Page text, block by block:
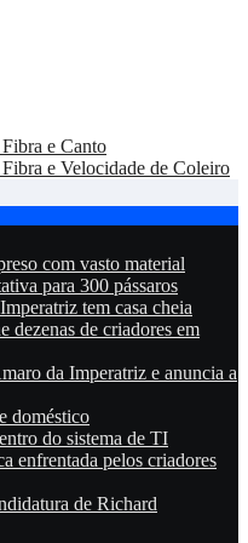
e Canto
e Velocidade de Coleiro
com vasto material
para 300 pássaros
tem casa cheia
dezenas de criadores em
da Imperatriz e anuncia a
doméstico
do sistema de TI
enfrentada pelos criadores
de Richard